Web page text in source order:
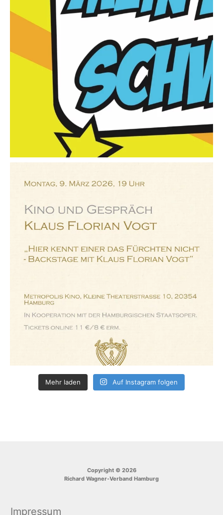
Mehr laden Auf Instagram folgen
Copyright © 2026
Richard Wagner-Verband Hamburg
Impressum